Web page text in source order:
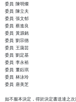
委員  陳明燦
委員  陳立夫
委員  張文郁
委員  蔡進良
委員  黃源銘
委員  劉宗德
委員  王藹芸
委員  劉定基
委員  李永裕
委員  董鈺琪
委員  林泳玲
委員  唐美芝
如不服本決定，得於決定書送達之